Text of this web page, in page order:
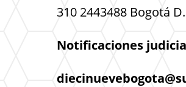
310 2443488 Bogotá
Notificaciones